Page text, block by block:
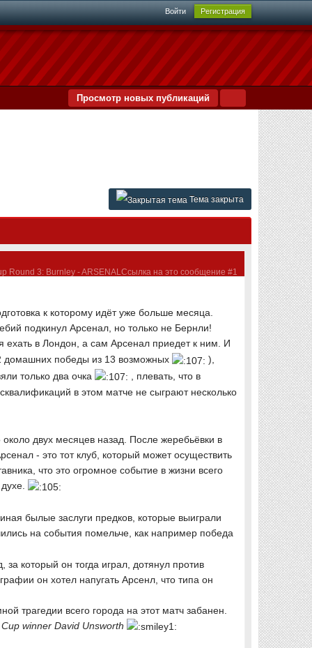
Войти Регистрация
Просмотр новых публикаций
Тема закрыта
к которому идёт уже больше месяца.
подкинул Арсенал, но только не Бернли!
в Лондон, а сам Арсенал приедет к ним. И
домашних победы из 13 возможных
),
только два очка
, плевать, что в
в этом матче не сыграют несколько
двух месяцев назад. После жеребьёвки в
- это тот клуб, который может осуществить
что это огромное событие в жизни всего
былые заслуги предков, которые выиграли
на события помельче, как например победа
который он тогда играл, дотянул против
он хотел напугать Арсенл, что типа он
трагедии всего города на этот матч забанен.
winner David Unsworth